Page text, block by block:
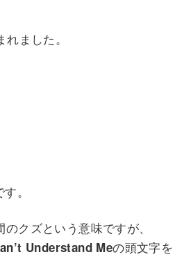
ました。
。
クズという意味ですが、
Understand Meの頭文字を